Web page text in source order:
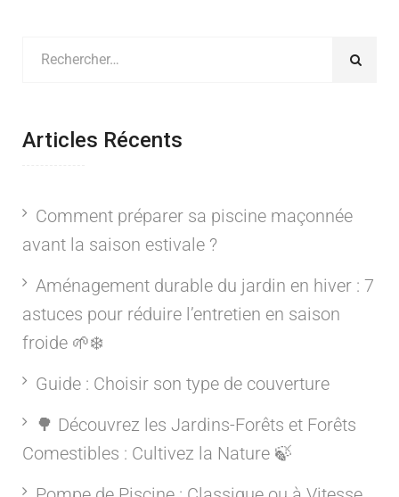
Articles Récents
Comment préparer sa piscine maçonnée
avant la saison estivale ?
Aménagement durable du jardin en hiver : 7
astuces pour réduire l’entretien en saison
froide 🌱❄️
Guide : Choisir son type de couverture
🌳 Découvrez les Jardins-Forêts et Forêts
Comestibles : Cultivez la Nature 🍃